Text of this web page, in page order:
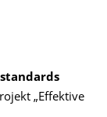
„Effektive